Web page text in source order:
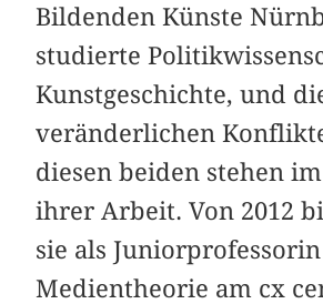
Bildenden Künste
studierte
Kunstgeschichte, und
veränderlichen
diesen beiden stehen
ihrer Arbeit. Von 2012
sie als
Medientheorie am cx